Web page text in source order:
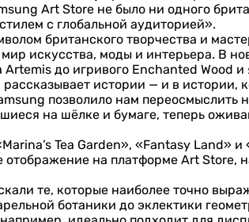
Art Store не было ни одного
с глобальной аудиторией».
британского творчества и
искусства, моды и интерьера. В
до игривого Enchanted Wood и
истории — и в
позволило нам переосмыслить
на шёлке и бумаге, теперь
Tea Garden», «Fantasy Land»
на платформе Art Store,
те, которые наиболее точно
ботаники до эклектики